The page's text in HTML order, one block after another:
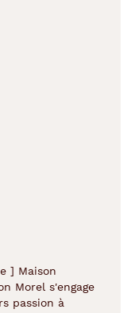
] Maison
Morel s'engage
passion à